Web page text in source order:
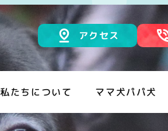
私たちについて ママ犬パパ犬
アクセス